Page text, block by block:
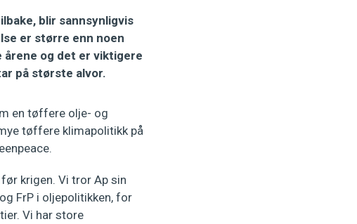
blir sannsynligvis
er større enn noen
årene og det er viktigere
på største alvor.
en tøffere olje- og
tøffere klimapolitikk på
krigen. Vi tror Ap sin
FrP i oljepolitikken, for
Vi har store